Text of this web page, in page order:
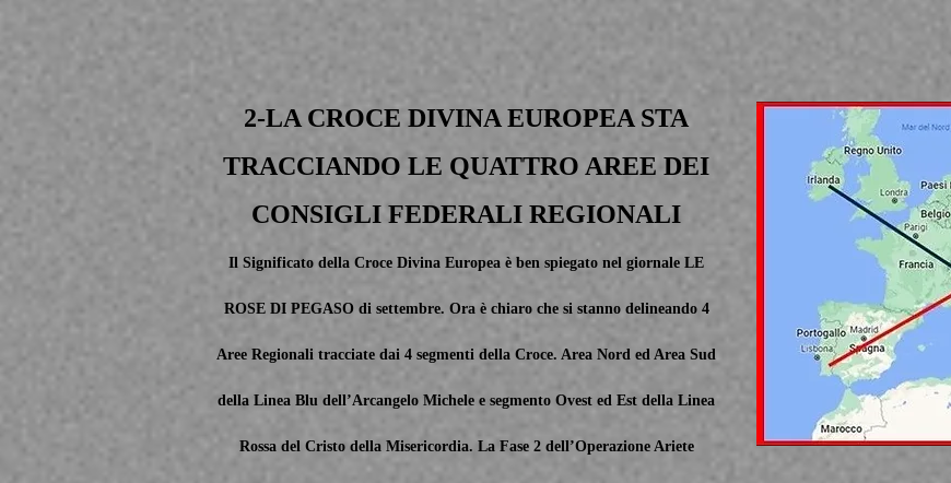
2-LA CROCE DIVINA EUROPEA STA
TRACCIANDO LE QUATTRO AREE DEI
CONSIGLI FEDERALI REGIONALI
Il Significato della Croce Divina Europea è ben spiegato nel giornale LE
ROSE DI PEGASO di settembre. Ora è chiaro che si stanno delineando 4
Aree Regionali tracciate dai 4 segmenti della Croce. Area Nord ed Area Sud
della Linea Blu dell’Arcangelo Michele e segmento Ovest ed Est della Linea
Rossa del Cristo della Misericordia. La Fase 2 dell’Operazione Ariete